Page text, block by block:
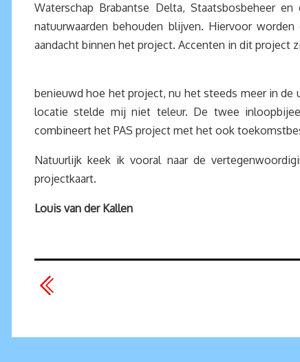
Waterschap Brabantse Delta, Staatsbosbeheer
natuurwaarden behouden blijven. Hiervoor
aandacht binnen het project. Accenten in dit project
benieuwd hoe het project, nu het steeds meer in
locatie stelde mij niet teleur. De twee
combineert het PAS project met het ook
Natuurlijk keek ik vooral naar de
projectkaart.
Louis van der Kallen